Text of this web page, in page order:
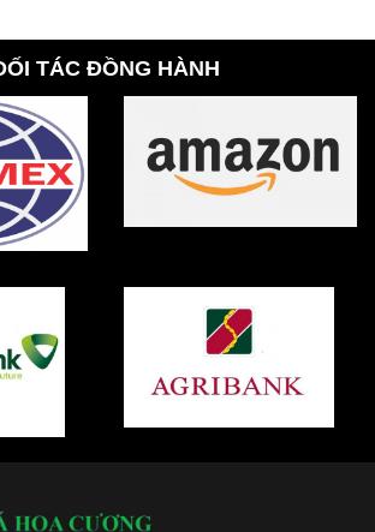
TÁC ĐỒNG HÀNH